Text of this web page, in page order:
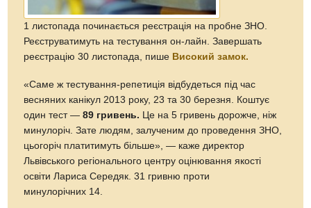
1 листопада починається реєстрація на пробне ЗНО.
Реєструватимуть на тестування он-лайн. Завершать
реєстрацію 30 листопада, пише Високий замок.
«Саме ж тестування-репетиція відбудеться під час
весняних канікул 2013 року, 23 та 30 березня. Коштує
один тест —89 гривень. Це на 5 гривень дорожче, ніж
минулоріч. Зате людям, залученим до проведення ЗНО,
цьогоріч платитимуть більше», — каже директор
Львівського регіонального центру оцінювання якості
освіти Лариса Середяк. 31 гривню проти
минулорічних 14.